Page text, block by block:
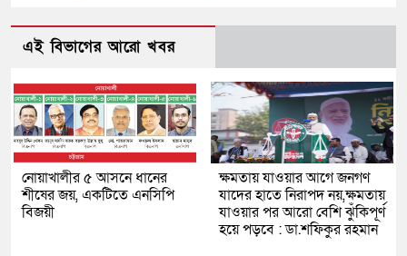
এই বিভাগের আরো খবর
নোয়াখালীর ৫ আসনে ধানের
শীষের জয়, একটিতে এনসিপি
বিজয়ী
ক্ষমতায় যাওয়ার আগে জনগণ
যাদের হাতে নিরাপদ নয়,ক্ষমতায়
যাওয়ার পর আরো বেশি ঝুঁকিপূর্ণ
হয়ে পড়বে : ডা.শফিকুর রহমান